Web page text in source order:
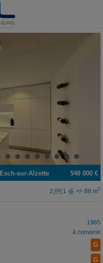
548 000 €
Esch-sur-Alzette
2 1 +/- 88 m2
1965
à convenir
G
G